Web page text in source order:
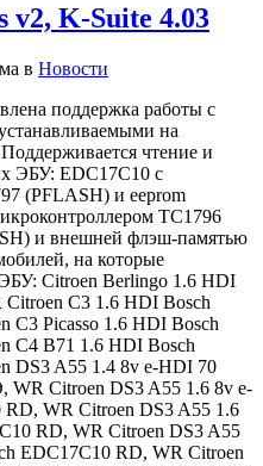
v2, K-Suite 4.03
в Новости
поддержка работы с
на
чтение и
ЭБУ: EDC17C10 с
(PFLASH) и eeprom
TC1796
и внешней флэш-памятью
на которые
Citroen Berlingo 1.6 HDI
C3 1.6 HDI Bosch
C3 Picasso 1.6 HDI Bosch
C4 B71 1.6 HDI Bosch
DS3 A55 1.4 8v e-HDI 70
WR Citroen DS3 A55 1.6 8v e-
WR Citroen DS3 A55 1.6
RD, WR Citroen DS3 A55
EDC17C10 RD, WR Citroen